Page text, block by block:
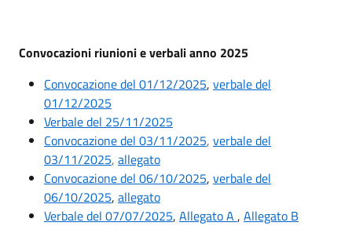
Convocazioni riunioni e verbali anno 2025
Convocazione del 01/12/2025, verbale del
01/12/2025
Verbale del 25/11/2025
Convocazione del 03/11/2025, verbale del
03/11/2025, allegato
Convocazione del 06/10/2025, verbale del
06/10/2025, allegato
Verbale del 07/07/2025, Allegato A , Allegato B